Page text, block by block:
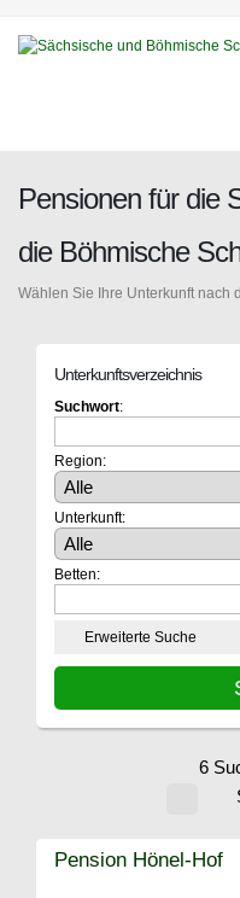
Pensionen für die
die Böhmische
Wählen Sie Ihre Unterkunft nach
Unterkunftsverzeichnis
Suchwort:
Region:
Unterkunft:
Betten:
Erweiterte Suche
6
Pension Hönel-Hof